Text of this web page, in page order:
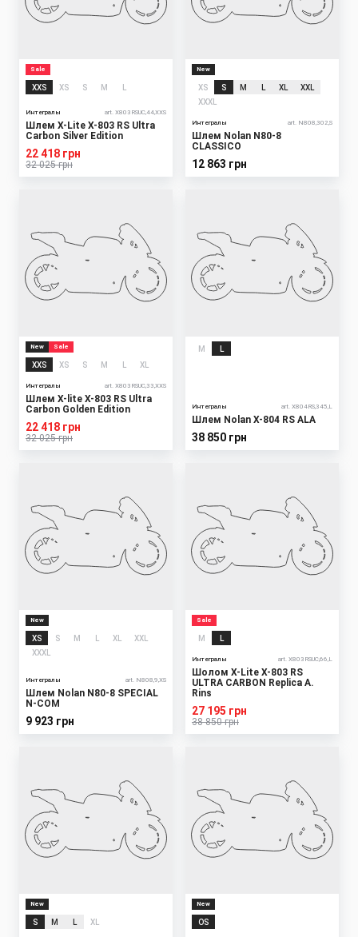
Sale
XXS XS S M
Интегралы art. X803RSUC,44,XXS
Шлем X-Lite X-803 RS Ultra
Carbon Silver Edition
32 025 грн
22 418 грн
New
XS S M XL
XXL
XXXL
Интегралы art. N808,302,S
Шлем Nolan N80-8
CLASSICO
12 863 грн
New Sale
XXS XS S M XL
Интегралы art. X803RSUC,33,XXS
Шлем X-lite X-803 RS Ultra
Carbon Golden Edition
32 025 грн
22 418 грн
M
Интегралы art. X804RS,345,L
Шлем Nolan X-804 RS ALA
38 850 грн
New
XS S M XL
XXL
XXXL
Интегралы art. N808,9,XS
Шлем Nolan N80-8 SPECIAL
N-COM
9 923 грн
Sale
M
Интегралы art. X803RSUC,66,L
Шолом X-Lite X-803 RS
ULTRA CARBON Replica A.
Rins
38 850 грн
27 195 грн
New
S M XL
New
OS